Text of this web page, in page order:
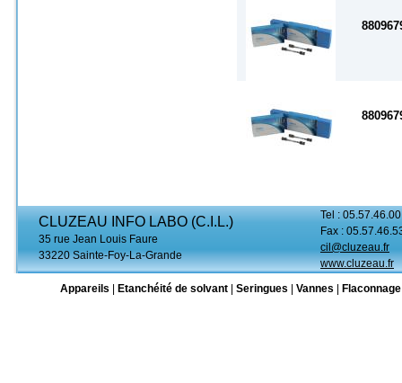
CLUZEAU INFO LABO (C.I.L.)
35 rue Jean Louis Faure
33220 Sainte-Foy-La-Grande
Tel :
Fax :
cil@cluzeau.fr
www.cluzeau.fr
Appareils
Etanchéité de solvant Seringues Vannes Flaconnage